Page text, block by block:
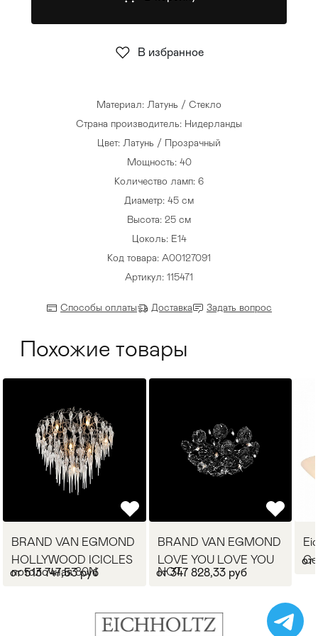
Стулья >
Материал: Латунь / Стекло
Страна производитель: Нидерланды
Цвет: Латунь / Прозрачный
Мощность: 40
Количество ламп: 6
Диаметр: 45 см
Высота: 25 см
Цоколь: Е14
Код товара: A00127091
Артикул: 115471
Способы оплаты Доставка Задать вопрос
В избранное
Похожие товары
BRAND VAN EGMOND
HOLLYWOOD ICICLES
потолочная 80N
от 513 747,53 руб
BRAND VAN EGMOND
LOVE YOU LOVE YOU
NOT
от 347 828,33 руб
от